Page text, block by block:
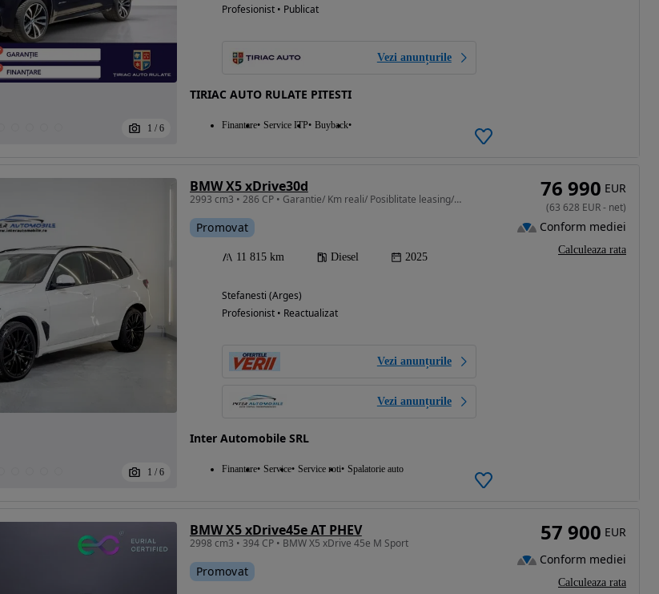
1 / 6
Profesionist • Publicat
Vezi anunțurile
TIRIAC AUTO RULATE PITESTI
Finantare Service ITP Buyback
1 / 6
BMW X5 xDrive30d
2993 cm3 • 286 CP • Garantie/ Km reali/ Posiblitate leasing/ Rate fixe cu buletinul
Promovat
11 815 km Diesel 2025
Stefanesti (Arges)
Profesionist • Reactualizat
Vezi anunțurile
Vezi anunțurile
Inter Automobile SRL
Finantare Service Service roti Spalatorie auto
76 990 EUR
(63 628 EUR- net)
Conform mediei
Calculeaza rata
BMW X5 xDrive45e AT PHEV
2998 cm3 • 394 CP • BMW X5 xDrive 45e M Sport
Promovat
57 900 EUR
Conform mediei
Calculeaza rata